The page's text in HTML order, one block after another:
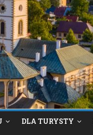
DLA TURYSTY